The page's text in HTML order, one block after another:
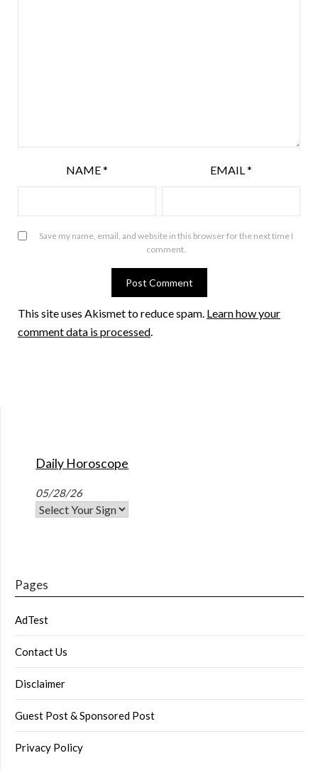
NAME* EMAIL*
Save my name, email, and website in this browser for the next time I
comment.
This site uses Akismet to reduce spam. Learn how your
comment data is processed.
Daily Horoscope
05/28/26
Pages
AdTest
Contact Us
Disclaimer
Guest Post & Sponsored Post
Privacy Policy